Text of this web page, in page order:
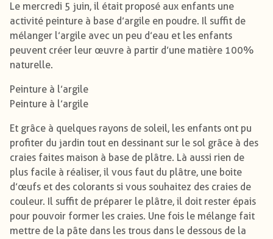
Le mercredi 5 juin, il était proposé aux enfants une
activité peinture à base d’argile en poudre. Il suffit de
mélanger l’argile avec un peu d’eau et les enfants
peuvent créer leur œuvre à partir d’une matière 100%
naturelle.
Peinture à l’argile
Peinture à l’argile
Et grâce à quelques rayons de soleil, les enfants ont pu
profiter du jardin tout en dessinant sur le sol grâce à des
craies faites maison à base de plâtre. Là aussi rien de
plus facile à réaliser, il vous faut du plâtre, une boite
d’œufs et des colorants si vous souhaitez des craies de
couleur. Il suffit de préparer le plâtre, il doit rester épais
pour pouvoir former les craies. Une fois le mélange fait
mettre de la pâte dans les trous dans le dessous de la